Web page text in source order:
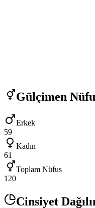
Gülçimen
Erkek
59
Kadın
61
Toplam Nüfus
120
Cinsiyet